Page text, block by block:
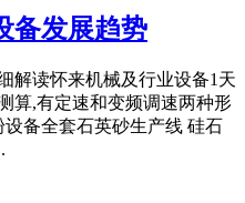
备发展趋势
解读怀来机械及行业设备1天
算,有定速和变频调速两种形
备全套石英砂生产线 硅石